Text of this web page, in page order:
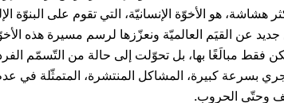
هشاشة، هو الأخوّة الإنسانيّة، التي تقوم على البنوّة
القيَم العالميّة ونعزّزها لرسم مسيرة هذه الأخوّة
تكن فقط مبالَغًا بها، بل تحوّلت إلى حالة من التّسمّم
بسرعة كبيرة، المشاكل المنتشرة، المتمثّلة في
وحتّى الحروب.